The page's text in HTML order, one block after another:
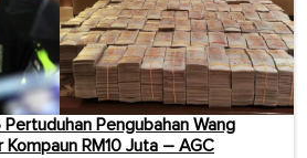
Pengubahan Wang
Kompaun RM10 Juta – AGC